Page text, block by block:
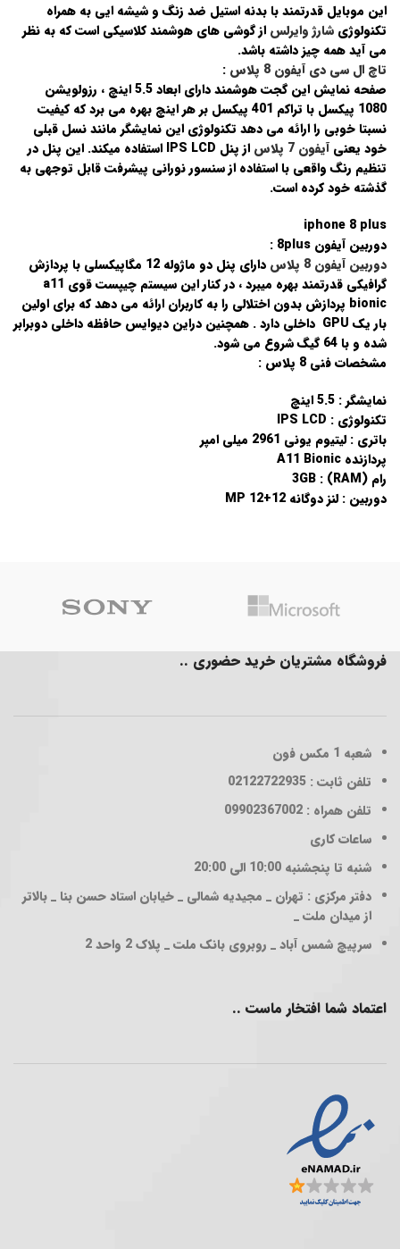
این موبایل قدرتمند با بدنه استیل ضد زنگ و شیشه ایی به همراه
تکنولوژی شارژ وایرلس از گوشی های هوشمند کلاسیکی است که به نظر
می آید همه چیز داشته باشد.
تاچ ال سی دی آیفون 8 پلاس
:
صفحه نمایش این گجت هوشمند دارای ابعاد 5.5 اینچ ، رزولویشن
1080 پیکسل با تراکم 401 پیکسل بر هر اینچ بهره می برد که کیفیت
نسبتا خوبی را ارائه می دهد تکنولوژی این نمایشگر مانند نسل قبلی
خود یعنیآیفون 7 پلاس
از پنل IPS LCD استفاده میکند. این پنل در
تنظیم رنگ واقعی با استفاده از سنسور نورانی پیشرفت قابل توجهی به
گذشته خود کرده است.
iphone 8 plus
دوربین آیفون 8plus :
دوربین آیفون 8 پلاس
دارای پنل دو ماژوله 12 مگاپیکسلی با پردازش
گرافیکی قدرتمند بهره میبرد ، در کنار این سیستم چیپست قوی a11
bionic پردازش بدون اختلالی را به کاربران ارائه می دهد که برای اولین
بار یک GPU داخلی دارد . همچنین دراین دیوایس حافظه داخلی دوبرابر
شده و با 64 گیگ شروع می شود.
مشخصات فنی 8 پلاس :
نمایشگر : 5.5 اینچ
تکنولوژی : IPS LCD
باتری : لیتیوم یونی 2961 میلی امپر
پردازنده A11 Bionic
رام (RAM) : 3GB
دوربین : لنز دوگانه 12+12 MP
فروشگاه مشتریان خرید حضوری ..
شعبه 1
مکس فون
تلفن ثابت : 02122722935
تلفن همراه : 09902367002
ساعات کاری
شنبه تا پنجشنبه 10:00 الی 20:00
دفتر مرکزی : تهران _ مجیدیه شمالی _ خیابان استاد حسن بنا _ بالاتر
از میدان ملت _
سرپیچ شمس آباد _ روبروی بانک ملت _ پلاک 2 واحد 2
اعتماد شما افتخار ماست ..